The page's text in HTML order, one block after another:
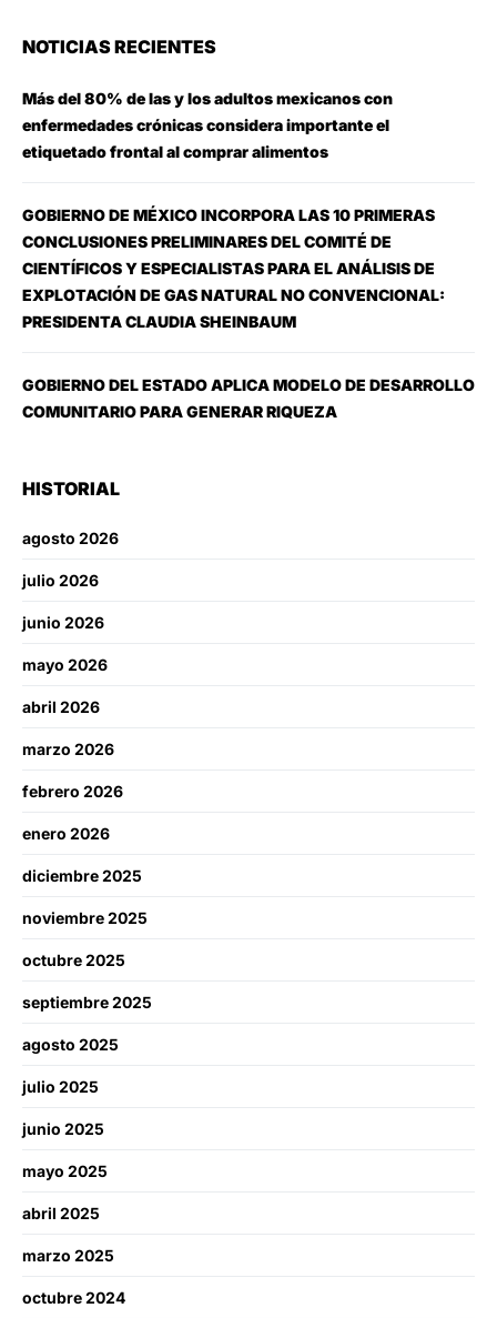
NOTICIAS RECIENTES
Más del 80% de las y los adultos mexicanos con
enfermedades crónicas considera importante el
etiquetado frontal al comprar alimentos
GOBIERNO DE MÉXICO INCORPORA LAS 10 PRIMERAS
CONCLUSIONES PRELIMINARES DEL COMITÉ DE
CIENTÍFICOS Y ESPECIALISTAS PARA EL ANÁLISIS DE
EXPLOTACIÓN DE GAS NATURAL NO CONVENCIONAL:
PRESIDENTA CLAUDIA SHEINBAUM
GOBIERNO DEL ESTADO APLICA MODELO DE DESARROLLO
COMUNITARIO PARA GENERAR RIQUEZA
HISTORIAL
agosto 2026
julio 2026
junio 2026
mayo 2026
abril 2026
marzo 2026
febrero 2026
enero 2026
diciembre 2025
noviembre 2025
octubre 2025
septiembre 2025
agosto 2025
julio 2025
junio 2025
mayo 2025
abril 2025
marzo 2025
octubre 2024